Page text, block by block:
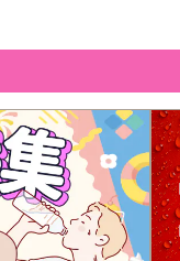
様も飲みやすいデザ
ドアシーンでも大活
情が楽しめるボトルセ